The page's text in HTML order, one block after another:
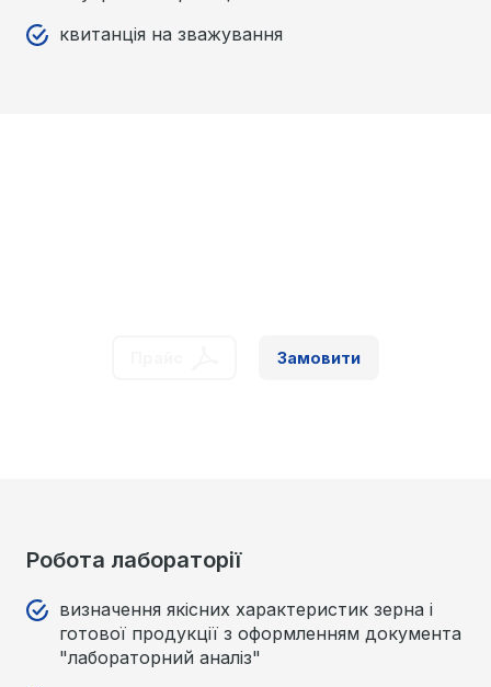
квитанція на зважування
Замовити
Робота лабораторії
визначення якісних характеристик зерна і
готової продукції з оформленням документа
"лабораторний аналіз"